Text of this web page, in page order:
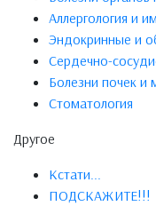
Аллергология и
Эндокринные и
Сердечно-
Болезни почек и
Стоматология
Другое
Кстати...
ПОДСКАЖИТЕ!!!